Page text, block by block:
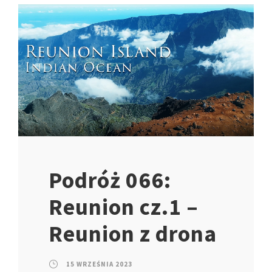
Podróż 066:
Reunion cz.1 –
Reunion z drona
15 WRZEŚNIA 2023